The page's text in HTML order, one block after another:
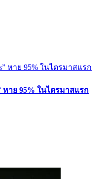
หาย 95% ในไตรมาสแรก